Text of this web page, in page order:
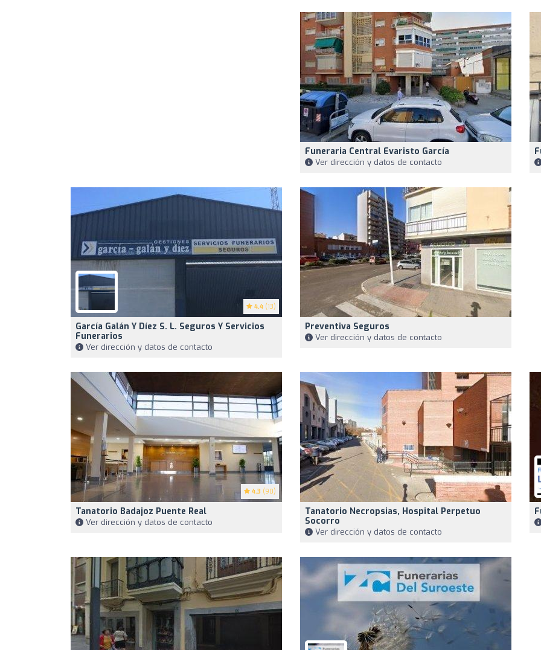
Funeraria Central Evaristo García
Ver dirección y datos de contacto
4.4 (13)
García Galán Y Díez S. L. Seguros Y Servicios
Funerarios
Ver dirección y datos de contacto
Preventiva Seguros
Ver dirección y datos de contacto
4.3 (90)
Tanatorio Badajoz Puente Real
Ver dirección y datos de contacto
Tanatorio Necropsias, Hospital Perpetuo
Socorro
Ver dirección y datos de contacto